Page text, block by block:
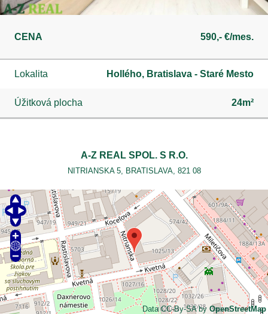
CENA 590,- €/mes.
Lokalita Hollého, Bratislava - Staré Mesto
Úžitková plocha 24m²
A-Z REAL SPOL. S R.O.
NITRIANSKA 5, BRATISLAVA, 821 08
Data CC-By-SA by OpenStreetMap